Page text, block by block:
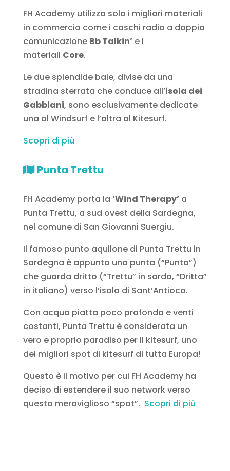
FH Academy utilizza solo i migliori materiali
in commercio come i caschi radio a doppia
comunicazione Bb Talkin’ e i
materiali Core.
Le due splendide baie, divise da una
stradina sterrata che conduce all’isola dei
Gabbiani, sono esclusivamente dedicate
una al Windsurf e l’altra al Kitesurf.
Scopri di più
Punta Trettu
FH Academy porta la ‘Wind Therapy’ a
Punta Trettu, a sud ovest della Sardegna,
nel comune di San Giovanni Suergiu.
Il famoso punto aquilone di Punta Trettu in
Sardegna è appunto una punta (“Punta”)
che guarda dritto (“Trettu” in sardo, “Dritta”
in italiano) verso l’isola di Sant’Antioco.
Con acqua piatta poco profonda e venti
costanti, Punta Trettu è considerata un
vero e proprio paradiso per il kitesurf, uno
dei migliori spot di kitesurf di tutta Europa!
Questo è il motivo per cui FH Academy ha
deciso di estendere il suo network verso
questo meraviglioso “spot”. Scopri di più